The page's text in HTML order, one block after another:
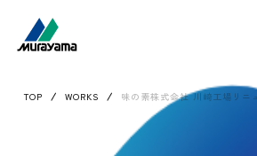
TOP WORKS 味の素株式会社 川崎工場リニ